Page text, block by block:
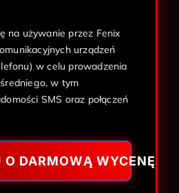
na używanie przez Fenix
urządzeń
w celu prowadzenia
w tym
SMS oraz połączeń
DARMOWĄ WYCENĘ